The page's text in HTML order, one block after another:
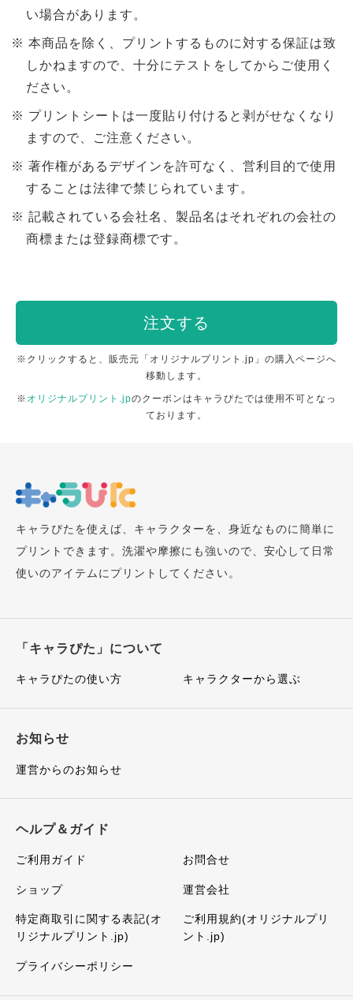
い場合があります。
本商品を除く、プリントするものに対する保証は致
しかねますので、十分にテストをしてからご使用く
ださい。
プリントシートは一度貼り付けると剥がせなくなり
ますので、ご注意ください。
著作権があるデザインを許可なく、営利目的で使用
することは法律で禁じられています。
記載されている会社名、製品名はそれぞれの会社の
商標または登録商標です。
注文する
※クリックすると、販売元「オリジナルプリント.jp」の購入ページへ
移動します。
※ オリジナルプリント.jpのクーポンはキャラぴたでは使用不可となっ
ております。
キャラぴたを使えば、キャラクターを、身近なものに簡単に
プリントできます。洗濯や摩擦にも強いので、安心して日常
使いのアイテムにプリントしてください。
「キャラぴた」について
キャラぴたの使い方 キャラクターから選ぶ
お知らせ
運営からのお知らせ
ヘルプ＆ガイド
ご利用ガイド お問合せ
ショップ 運営会社
特定商取引に関する表記(オ
リジナルプリント.jp)
ご利用規約(オリジナルプリ
ント.jp)
プライバシーポリシー